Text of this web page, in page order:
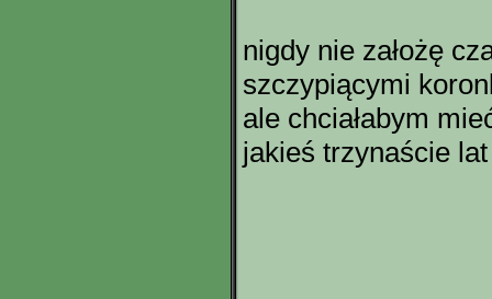
nigdy nie założę
szczypiącymi
ale chciałabym
jakieś trzynaście lat